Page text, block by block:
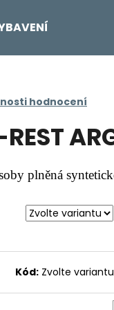
hodnocení
plněná
Kód: Zvolte variantu